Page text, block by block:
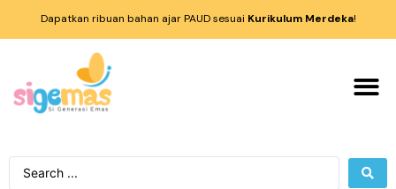
Dapatkan ribuan bahan ajar PAUD sesuai Kurikulum Merdeka!